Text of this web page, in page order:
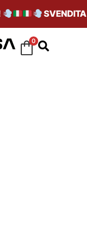
SVENDITA
0